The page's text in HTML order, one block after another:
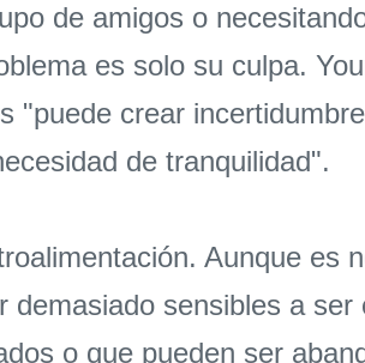
de amigos o
es solo su culpa.
"puede crear
de tranquilidad".
Aunque es
sensibles a ser
o que pueden ser